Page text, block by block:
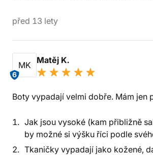
před 13 lety
MK
6
Matěj K.
Boty vypadají velmi dobře. Mám jen
Jak jsou vysoké (kam přibližně
by možné si výšku říci podle
Tkaničky vypadají jako kožené,